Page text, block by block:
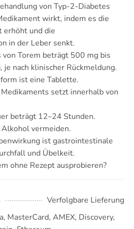
von Typ-2-Diabetes
wirkt, indem es die
erhöht und die
in der Leber senkt.
von Torem beträgt 500 mg bis
je nach klinischer Rückmeldung.
ist eine Tablette.
setzt innerhalb von
beträgt 12–24 Stunden.
vermeiden.
ist gastrointestinale
und Übelkeit.
ohne Rezept ausprobieren?
Verfolgbare Lieferung
MasterCard, AMEX, Discovery,